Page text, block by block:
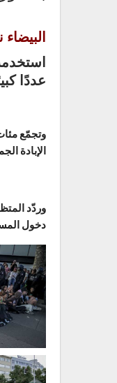
عددًا
وتجمّع
الإبادة
وردّد
دخول